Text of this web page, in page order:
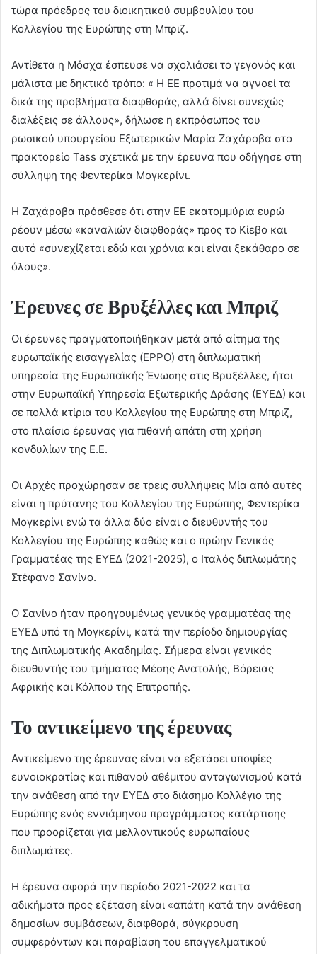
τώρα πρόεδρος του διοικητικού συμβουλίου του
Κολλεγίου της Ευρώπης στη Μπριζ.
Αντίθετα η Μόσχα έσπευσε να σχολιάσει το γεγονός και
μάλιστα με δηκτικό τρόπο: « Η ΕΕ προτιμά να αγνοεί τα
δικά της προβλήματα διαφθοράς, αλλά δίνει συνεχώς
διαλέξεις σε άλλους», δήλωσε η εκπρόσωπος του
ρωσικού υπουργείου Εξωτερικών Μαρία Ζαχάροβα στο
πρακτορείο Tass σχετικά με την έρευνα που οδήγησε στη
σύλληψη της Φεντερίκα Μογκερίνι.
Η Ζαχάροβα πρόσθεσε ότι στην ΕΕ εκατομμύρια ευρώ
ρέουν μέσω «καναλιών διαφθοράς» προς το Κίεβο και
αυτό «συνεχίζεται εδώ και χρόνια και είναι ξεκάθαρο σε
όλους».
Έρευνες σε Βρυξέλλες και Μπριζ
Οι έρευνες πραγματοποιήθηκαν μετά από αίτημα της
ευρωπαϊκής εισαγγελίας (EPPO) στη διπλωματική
υπηρεσία της Ευρωπαϊκής Ένωσης στις Βρυξέλλες, ήτοι
στην Ευρωπαϊκή Υπηρεσία Εξωτερικής Δράσης (ΕΥΕΔ) και
σε πολλά κτίρια του Κολλεγίου της Ευρώπης στη Μπριζ,
στο πλαίσιο έρευνας για πιθανή απάτη στη χρήση
κονδυλίων της Ε.Ε.
Οι Αρχές προχώρησαν σε τρεις συλλήψεις Μία από αυτές
είναι η πρύτανης του Κολλεγίου της Ευρώπης, Φεντερίκα
Μογκερίνι ενώ τα άλλα δύο είναι ο διευθυντής του
Κολλεγίου της Ευρώπης καθώς και ο πρώην Γενικός
Γραμματέας της ΕΥΕΔ (2021-2025), ο Ιταλός διπλωμάτης
Στέφανο Σανίνο.
Ο Σανίνο ήταν προηγουμένως γενικός γραμματέας της
ΕΥΕΔ υπό τη Μογκερίνι, κατά την περίοδο δημιουργίας
της Διπλωματικής Ακαδημίας. Σήμερα είναι γενικός
διευθυντής του τμήματος Μέσης Ανατολής, Βόρειας
Αφρικής και Κόλπου της Επιτροπής.
Το αντικείμενο της έρευνας
Αντικείμενο της έρευνας είναι να εξετάσει υποψίες
ευνοιοκρατίας και πιθανού αθέμιτου ανταγωνισμού κατά
την ανάθεση από την ΕΥΕΔ στο διάσημο Κολλέγιο της
Ευρώπης ενός εννιάμηνου προγράμματος κατάρτισης
που προορίζεται για μελλοντικούς ευρωπαίους
διπλωμάτες.
Η έρευνα αφορά την περίοδο 2021-2022 και τα
αδικήματα προς εξέταση είναι «απάτη κατά την ανάθεση
δημοσίων συμβάσεων, διαφθορά, σύγκρουση
συμφερόντων και παραβίαση του επαγγελματικού